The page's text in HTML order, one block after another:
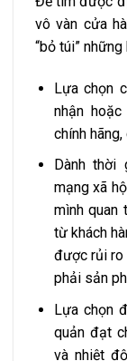
vô vàn cửa
“bỏ túi”
Lựa chọn
nhận
chính
Dành
mạng xã
mình quan
từ khách
được rủi ro
phải sản
Lựa chọn
quản đạt
và nhiệt